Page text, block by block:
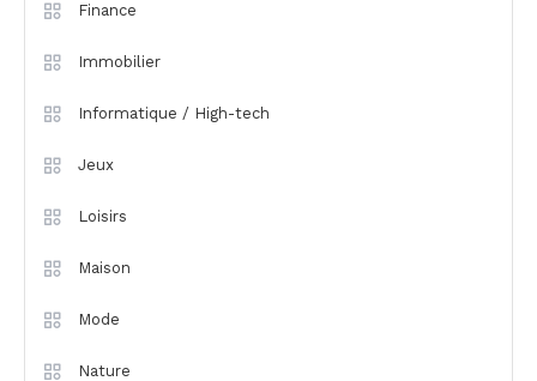
Finance
Immobilier
Informatique / High-tech
Jeux
Loisirs
Maison
Mode
Nature